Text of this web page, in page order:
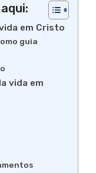
em Cristo
guia
vida em